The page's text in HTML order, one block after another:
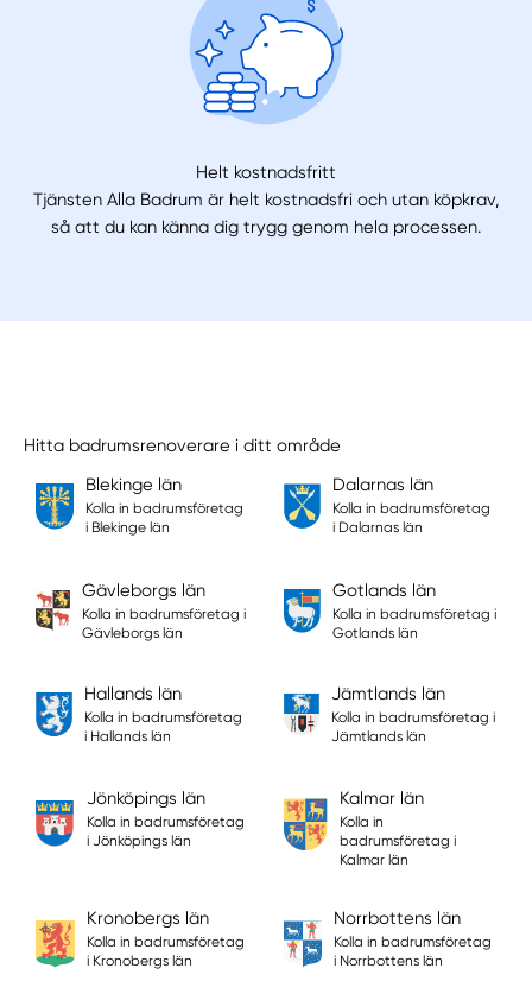
Helt kostnadsfritt
Tjänsten Alla Badrum är helt kostnadsfri och utan köpkrav,
så att du kan känna dig trygg genom hela processen.
Hitta badrumsrenoverare i ditt område
Blekinge län
Kolla in badrumsföretag
i Blekinge län
Dalarnas län
Kolla in badrumsföretag
i Dalarnas län
Gävleborgs län
Kolla in badrumsföretag i
Gävleborgs län
Gotlands län
Kolla in badrumsföretag i
Gotlands län
Hallands län
Kolla in badrumsföretag
i Hallands län
Jämtlands län
Kolla in badrumsföretag i
Jämtlands län
Jönköpings län
Kolla in badrumsföretag
i Jönköpings län
Kalmar län
Kolla in
badrumsföretag i
Kalmar län
Kronobergs län
Kolla in badrumsföretag
i Kronobergs län
Norrbottens län
Kolla in badrumsföretag
i Norrbottens län